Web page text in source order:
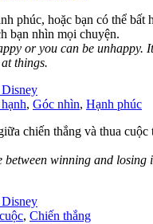
phúc, hoặc bạn có thể bất
bạn nhìn mọi chuyện.
or you can be unhappy.
things.
, Góc nhìn, Hạnh phúc
chiến thắng và thua
between winning and losing
, Chiến thắng